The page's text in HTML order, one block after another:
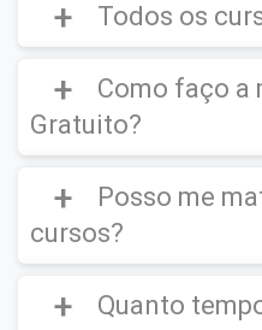
Todos os
Curso Gratuito,
Certificado Digital
Como faço a
Gratuito?
CLIQUE AQUI
efetuar a matrícula
Posso me
cursos?
Você poderá se
Quanto